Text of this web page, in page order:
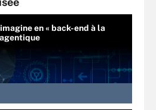
en « back-end à la